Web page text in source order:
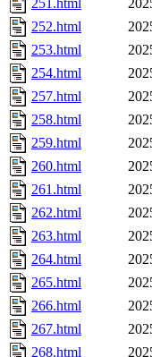
251.html
252.html
253.html
254.html
257.html
258.html
259.html
260.html
261.html
262.html
263.html
264.html
265.html
266.html
267.html
268.html